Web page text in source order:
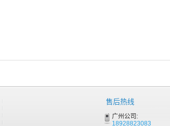
售后热线
广州公司:
18928823083